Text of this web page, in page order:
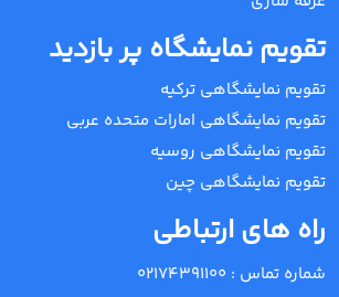
تقویم نمایشگاه پر بازدید
تقویم نمایشگاهی ترکیه
تقویم نمایشگاهی امارات متحده عربی
تقویم نمایشگاهی روسیه
تقویم نمایشگاهی چین
راه های ارتباطی
شماره تماس : 02174391100